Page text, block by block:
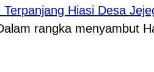
Hiasi Desa
rangka menyambut